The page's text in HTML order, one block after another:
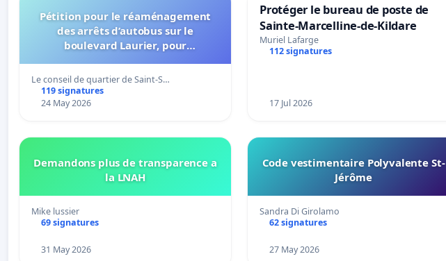
Pétition pour le réaménagement
des arrêts d’autobus sur le
boulevard Laurier, pour
connexion 805-802 à établir
Le conseil de quartier de Saint-S…
119 signatures
24 May 2026
Protéger le bureau de poste de
Sainte-Marcelline-de-Kildare
Muriel Lafarge
112 signatures
17 Jul 2026
Demandons plus de transparence a
la LNAH
Mike lussier
69 signatures
31 May 2026
Code vestimentaire Polyvalente St-
Jérôme
Sandra Di Girolamo
62 signatures
27 May 2026